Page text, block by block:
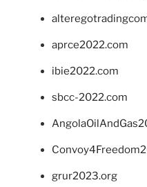
aprce2022.com
ibie2022.com
sbcc-2022.com
grur2023.org